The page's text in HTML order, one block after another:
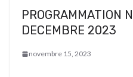
PROGRAMMATION
DECEMBRE 2023
novembre 15, 2023